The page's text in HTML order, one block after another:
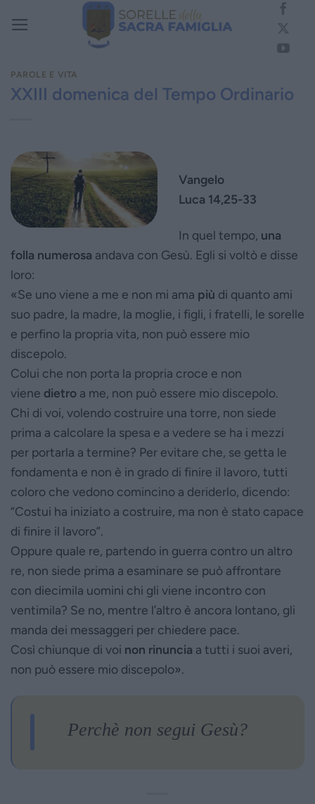
PAROLE E VITA
XXIII domenica del Tempo Ordinario
Vangelo
Luca 14,25-33
In quel tempo, una
folla numerosa andava con Gesù. Egli si voltò e disse
loro:
«Se uno viene a me e non mi ama più di quanto ami
suo padre, la madre, la moglie, i figli, i fratelli, le sorelle
e perfino la propria vita, non può essere mio
discepolo.
Colui che non porta la propria croce e non
viene dietro a me, non può essere mio discepolo.
Chi di voi, volendo costruire una torre, non siede
prima a calcolare la spesa e a vedere se ha i mezzi
per portarla a termine? Per evitare che, se getta le
fondamenta e non è in grado di finire il lavoro, tutti
coloro che vedono comincino a deriderlo, dicendo:
“Costui ha iniziato a costruire, ma non è stato capace
di finire il lavoro”.
Oppure quale re, partendo in guerra contro un altro
re, non siede prima a esaminare se può affrontare
con diecimila uomini chi gli viene incontro con
ventimila? Se no, mentre l’altro è ancora lontano, gli
manda dei messaggeri per chiedere pace.
Così chiunque di voi non rinuncia a tutti i suoi averi,
non può essere mio discepolo».
Perchè non segui Gesù?